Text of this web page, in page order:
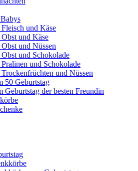
und Käse
und Käse
und Nüssen
und Schokolade
und Schokolade
und Nüssen
50 Geburtstag
Geburtstag der besten Freundin